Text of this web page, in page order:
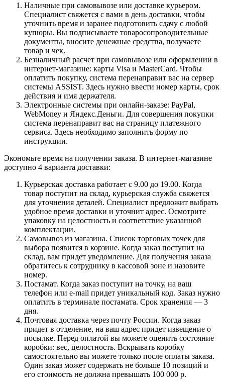
Наличные при самовывозе или доставке курьером.
Специалист свяжется с вами в день доставки, чтобы
уточнить время и заранее подготовить сдачу с любой
купюры. Вы подписываете товаросопроводительные
документы, вносите денежные средства, получаете
товар и чек.
Безналичный расчет при самовывозе или оформлении в
интернет-магазине: карты Visa и MasterCard. Чтобы
оплатить покупку, система перенаправит вас на сервер
системы ASSIST. Здесь нужно ввести номер карты, срок
действия и имя держателя.
Электронные системы при онлайн-заказе: PayPal,
WebMoney и Яндекс.Деньги. Для совершения покупки
система перенаправит вас на страницу платежного
сервиса. Здесь необходимо заполнить форму по
инструкции.
Экономьте время на получении заказа. В интернет-магазине
доступно 4 варианта доставки:
Курьерская доставка работает с 9.00 до 19.00. Когда
товар поступит на склад, курьерская служба свяжется
для уточнения деталей. Специалист предложит выбрать
удобное время доставки и уточнит адрес. Осмотрите
упаковку на целостность и соответствие указанной
комплектации.
Самовывоз из магазина. Список торговых точек для
выбора появится в корзине. Когда заказ поступит на
склад, вам придет уведомление. Для получения заказа
обратитесь к сотруднику в кассовой зоне и назовите
номер.
Постамат. Когда заказ поступит на точку, на ваш
телефон или e-mail придет уникальный код. Заказ нужно
оплатить в терминале постамата. Срок хранения — 3
дня.
Почтовая доставка через почту России. Когда заказ
придет в отделение, на ваш адрес придет извещение о
посылке. Перед оплатой вы можете оценить состояние
коробки: вес, целостность. Вскрывать коробку
самостоятельно вы можете только после оплаты заказа.
Один заказ может содержать не больше 10 позиций и
его стоимость не должна превышать 100 000 р.